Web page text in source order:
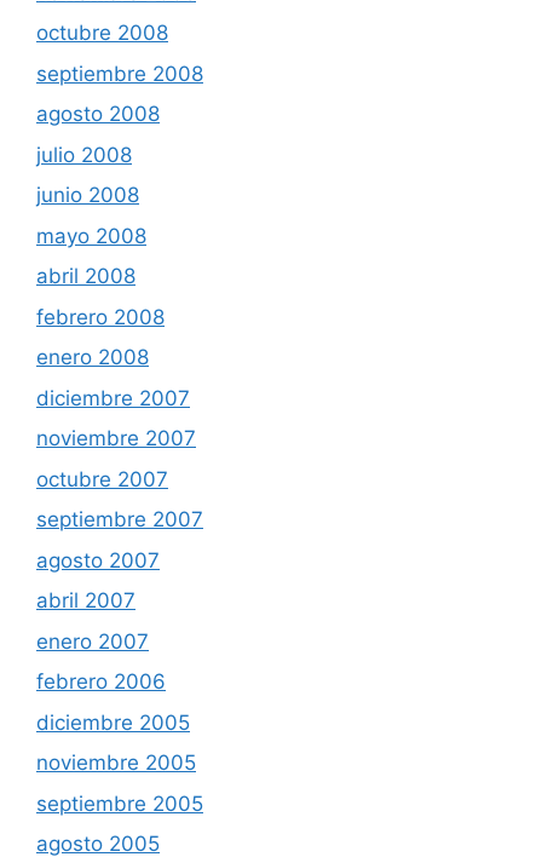
octubre 2008
septiembre 2008
agosto 2008
julio 2008
junio 2008
mayo 2008
abril 2008
febrero 2008
enero 2008
diciembre 2007
noviembre 2007
octubre 2007
septiembre 2007
agosto 2007
abril 2007
enero 2007
febrero 2006
diciembre 2005
noviembre 2005
septiembre 2005
agosto 2005